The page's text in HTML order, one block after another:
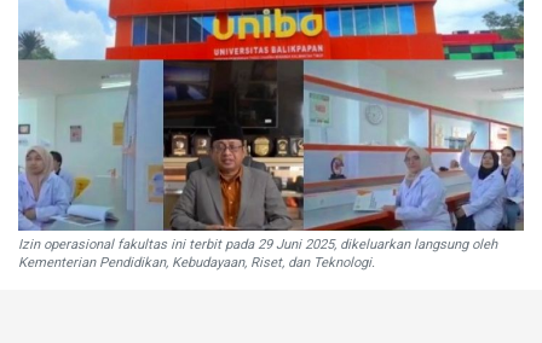
Izin operasional fakultas ini terbit pada 29 Juni 2025, dikeluarkan langsung oleh
Kementerian Pendidikan, Kebudayaan, Riset, dan Teknologi.